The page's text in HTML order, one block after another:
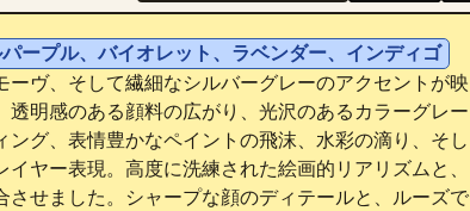
パープル、バイオレット、ラベンダー、インディゴ
ヴ、そして繊細なシルバーグレーのアクセントが映
明感のある顔料の広がり、光沢のあるカラーグレー
グ、表情豊かなペイントの飛沫、水彩の滴り、そし
ヤー表現。高度に洗練された絵画的リアリズムと、
せました。シャープな顔のディテールと、ルーズで